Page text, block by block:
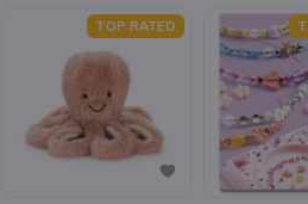
TOP RATED